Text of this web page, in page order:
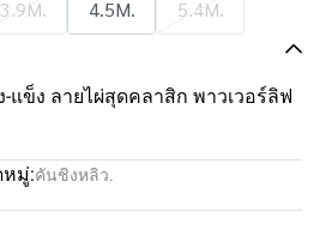
3.9M. 4.5M. 5.4M.
ข็ง ลายไผ่สุดคลาสิก พาวเวอร์ลิฟ
มู่:คันชิงหลิว.